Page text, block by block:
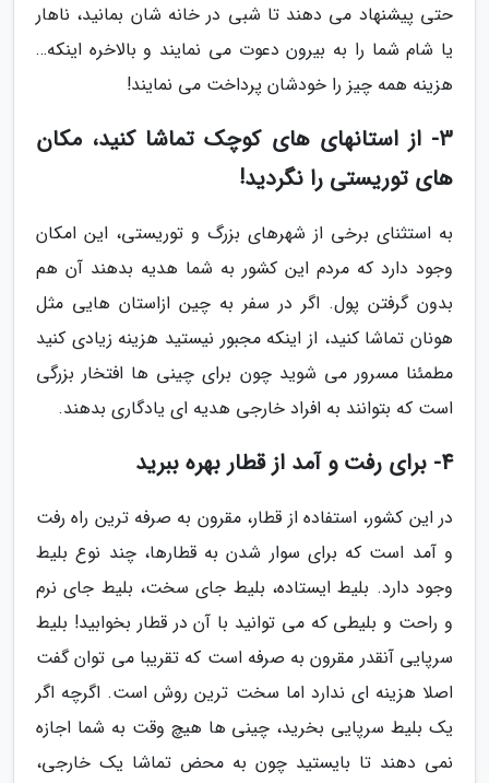
حتی پیشنهاد می دهند تا شبی در خانه شان بمانید، ناهار
یا شام شما را به بیرون دعوت می نمایند و بالاخره اینکه…
هزینه همه چیز را خودشان پرداخت می نمایند!
3- از استانهای های کوچک تماشا کنید، مکان
های توریستی را نگردید!
به استثنای برخی از شهرهای بزرگ و توریستی، این امکان
وجود دارد که مردم این کشور به شما هدیه بدهند آن هم
بدون گرفتن پول. اگر در سفر به چین ازاستان هایی مثل
هونان تماشا کنید، از اینکه مجبور نیستید هزینه زیادی کنید
مطمئنا مسرور می شوید چون برای چینی ها افتخار بزرگی
است که بتوانند به افراد خارجی هدیه ای یادگاری بدهند.
4- برای رفت و آمد از قطار بهره ببرید
در این کشور، استفاده از قطار، مقرون به صرفه ترین راه رفت
و آمد است که برای سوار شدن به قطارها، چند نوع بلیط
وجود دارد. بلیط ایستاده، بلیط جای سخت، بلیط جای نرم
و راحت و بلیطی که می توانید با آن در قطار بخوابید! بلیط
سرپایی آنقدر مقرون به صرفه است که تقریبا می توان گفت
اصلا هزینه ای ندارد اما سخت ترین روش است. اگرچه اگر
یک بلیط سرپایی بخرید، چینی ها هیچ وقت به شما اجازه
نمی دهند تا بایستید چون به محض تماشا یک خارجی،